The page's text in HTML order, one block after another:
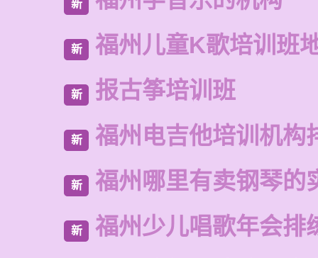
新
新 福州儿童K歌培训班
新 报古筝培训班
新 福州电吉他培训机构
新 福州哪里有卖钢琴的
新 福州少儿唱歌年会排